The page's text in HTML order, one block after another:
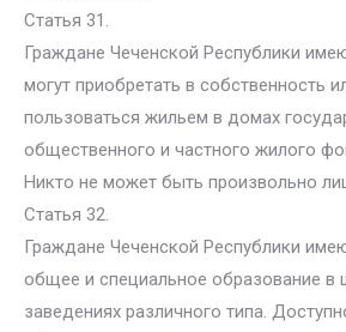
Статья 31.
Граждане Чеченской Республики
могут приобретать в собственность
пользоваться жильем в домах
общественного и частного жилого
Никто не может быть произвольно
Статья 32.
Граждане Чеченской Республики
общее и специальное образование в
заведениях различного типа.